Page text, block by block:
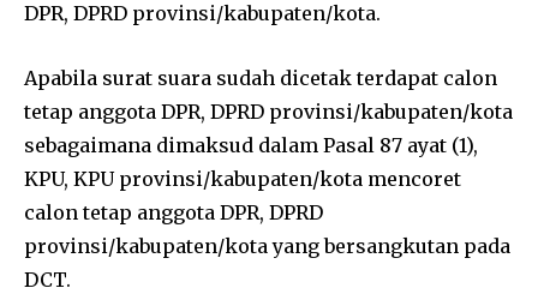
DPR, DPRD provinsi/kabupaten/kota.
Apabila surat suara sudah dicetak terdapat calon
tetap anggota DPR, DPRD provinsi/kabupaten/kota
sebagaimana dimaksud dalam Pasal 87 ayat (1),
KPU, KPU provinsi/kabupaten/kota mencoret
calon tetap anggota DPR, DPRD
provinsi/kabupaten/kota yang bersangkutan pada
DCT.